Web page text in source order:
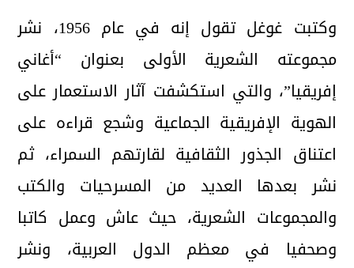
وكتبت غوغل تقول إنه في عام 1956، نشر
مجموعته الشعرية الأولى بعنوان “أغاني
إفريقيا”، والتي استكشفت آثار الاستعمار على
الهوية الإفريقية الجماعية وشجع قراءه على
اعتناق الجذور الثقافية لقارتهم السمراء، ثم
نشر بعدها العديد من المسرحيات والكتب
والمجموعات الشعرية، حيث عاش وعمل كاتبا
وصحفيا في معظم الدول العربية، ونشر